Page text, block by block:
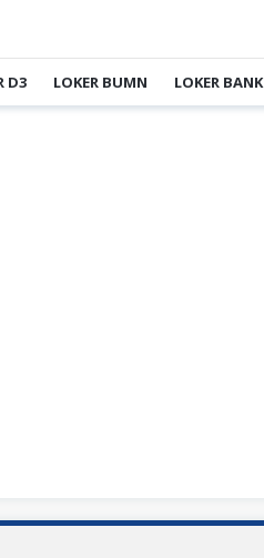
D3 LOKER BUMN LOKER BANK